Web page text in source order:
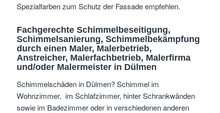
Spezialfarben zum Schutz der Fassade empfehlen.
Fachgerechte Schimmelbeseitigung,
Schimmelsanierung, Schimmelbekämpfung
durch einen Maler, Malerbetrieb,
Anstreicher, Malerfachbetrieb, Malerfirma
und/oder Malermeister in Dülmen
Schimmelschäden in Dülmen? Schimmel im
Wohnzimmer, im Schlafzimmer, hinter Schrankwänden
sowie im Badezimmer oder in verschiedenen anderen